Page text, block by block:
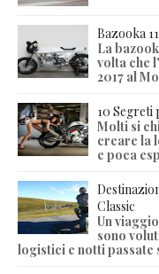
Bazooka
La
volta che
2017 al
10 Segreti
Molti si
creare la
e poca
Classic
Un
sono
logistici e notti passate